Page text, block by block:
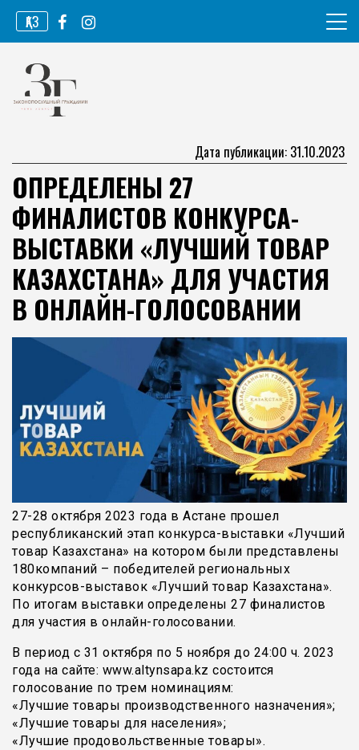
Перейти
содержимому
ҚАЗ
Законопослушный гражданин
Дата публикации: 31.10.2023
ОПРЕДЕЛЕНЫ 27
ФИНАЛИСТОВ КОНКУРСА-
ВЫСТАВКИ «ЛУЧШИЙ ТОВАР
КАЗАХСТАНА» ДЛЯ УЧАСТИЯ
В ОНЛАЙН-ГОЛОСОВАНИИ
27-28 октября 2023 года в Астане прошел
республиканский этап конкурса-выставки «Лучший
товар Казахстана» на котором были представлены
180компаний – победителей региональных
конкурсов-выставок «Лучший товар Казахстана».
По итогам выставки определены 27 финалистов
для участия в онлайн-голосовании.
В период с 31 октября по 5 ноября до 24:00 ч. 2023
года на сайте: www.altynsapa.kz состоится
голосование по трем номинациям:
«Лучшие товары производственного назначения»;
«Лучшие товары для населения»;
«Лучшие продовольственные товары».